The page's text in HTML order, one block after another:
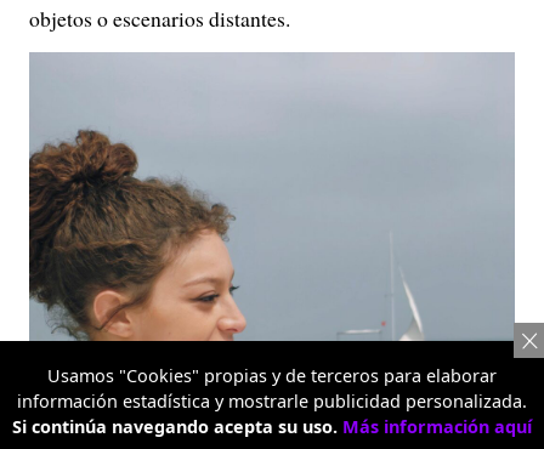
objetos o escenarios distantes.
Usamos "Cookies" propias y de terceros para elaborar
información estadística y mostrarle publicidad personalizada.
Si continúa navegando acepta su uso. Más información aquí